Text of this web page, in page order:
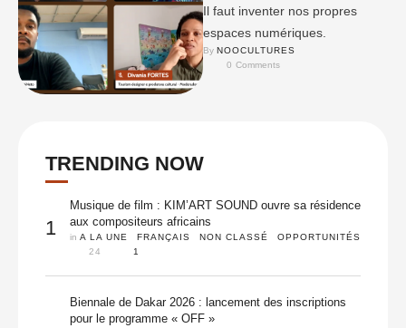
Il faut inventer nos propres
espaces numériques.
By NOOCULTURES
0 Comments
TRENDING NOW
1
Musique de film : KIM’ART SOUND ouvre sa résidence
aux compositeurs africains
in A LA UNE FRANÇAIS NON CLASSÉ
OPPORTUNITÉS
24
1
Biennale de Dakar 2026 : lancement des inscriptions
pour le programme « OFF »